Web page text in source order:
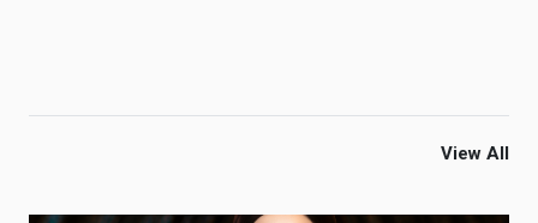
View All